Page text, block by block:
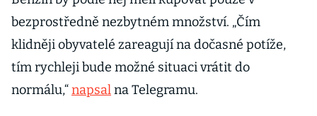
bezprostředně nezbytném množství. „Čím
klidněji obyvatelé zareagují na dočasné potíže,
tím rychleji bude možné situaci vrátit do
normálu,“napsalna Telegramu.